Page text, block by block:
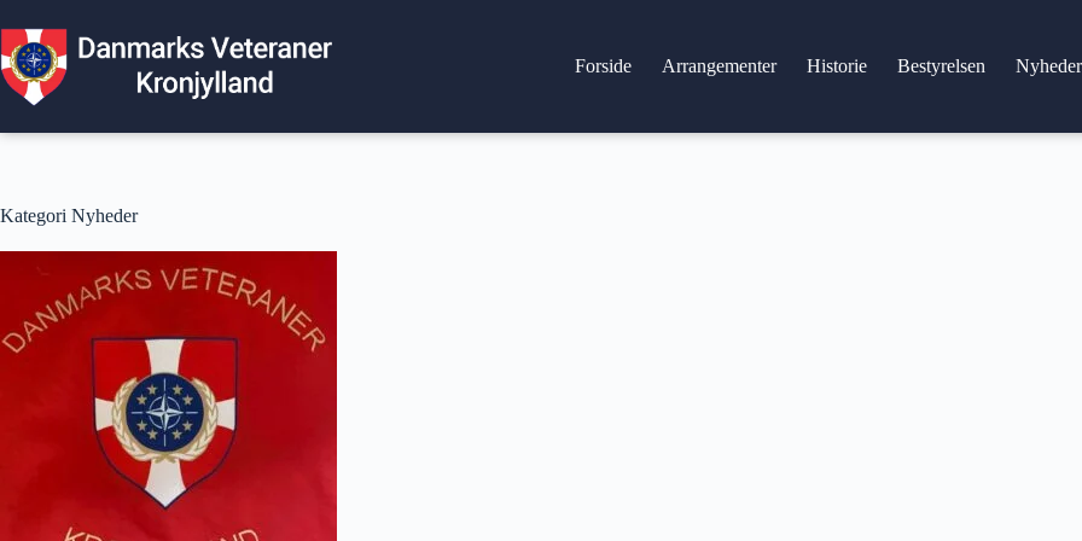
til
indhold
Forside Arrangementer Historie Bestyrelsen Nyheder
Kategori Nyheder